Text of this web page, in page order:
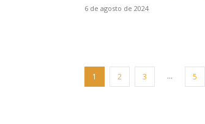
6 de agosto de 2024
1 2 3 ... 5